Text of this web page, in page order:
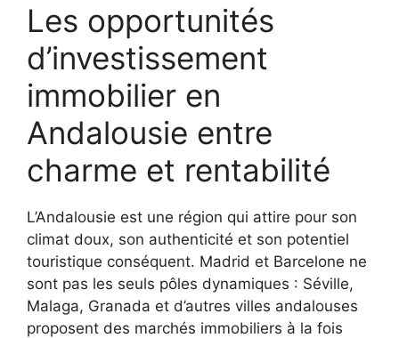
Les opportunités
d’investissement
immobilier en
Andalousie entre
charme et rentabilité
L’Andalousie est une région qui attire pour son
climat doux, son authenticité et son potentiel
touristique conséquent. Madrid et Barcelone ne
sont pas les seuls pôles dynamiques : Séville,
Malaga, Granada et d’autres villes andalouses
proposent des marchés immobiliers à la fois